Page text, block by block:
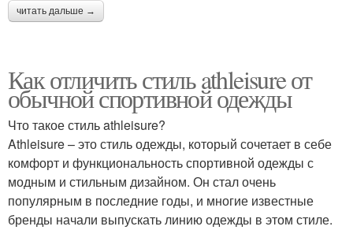
читать дальше →
Как отличить стиль athleisure от
обычной спортивной одежды
Что такое стиль athleisure?
Athleisure – это стиль одежды, который сочетает в себе
комфорт и функциональность спортивной одежды с
модным и стильным дизайном. Он стал очень
популярным в последние годы, и многие известные
бренды начали выпускать линию одежды в этом стиле.